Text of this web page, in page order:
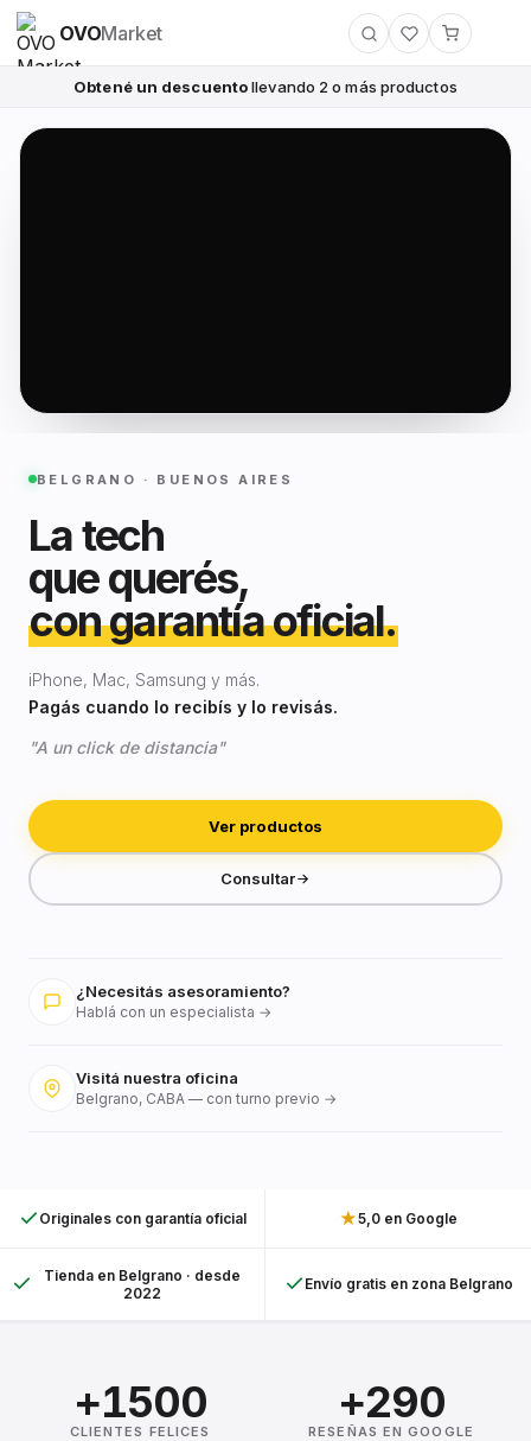
OVOMarket
Obtené un descuentollevando 2 o más productos
BELGRANO · BUENOS AIRES
La tech
que querés,
con garantía oficial.
iPhone, Mac, Samsung y más.
Pagás cuando lo recibís y lo revisás.
"A un click de distancia"
Ver productos
Consultar
¿Necesitás asesoramiento?
Hablá con un especialista →
Visitá nuestra oficina
Belgrano, CABA — con turno previo →
Originales con garantía oficial ★5,0 en Google
Tienda en Belgrano · desde
2022
Envío gratis en zona Belgrano
+1500
CLIENTES FELICES
+290
RESEÑAS EN GOOGLE